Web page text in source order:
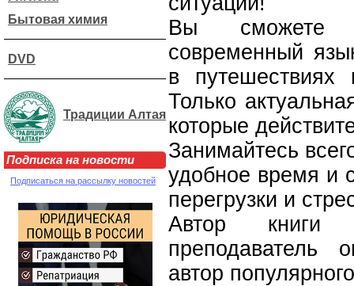
Бытовая химия
DVD
Традиции Алтая
Подписка на новости
Подписаться на рассылку новостей
Вы сможете
современный
в
Только
которые
Занимайтесь
удобное время и
перегрузки и
Автор
преподаватель
автор